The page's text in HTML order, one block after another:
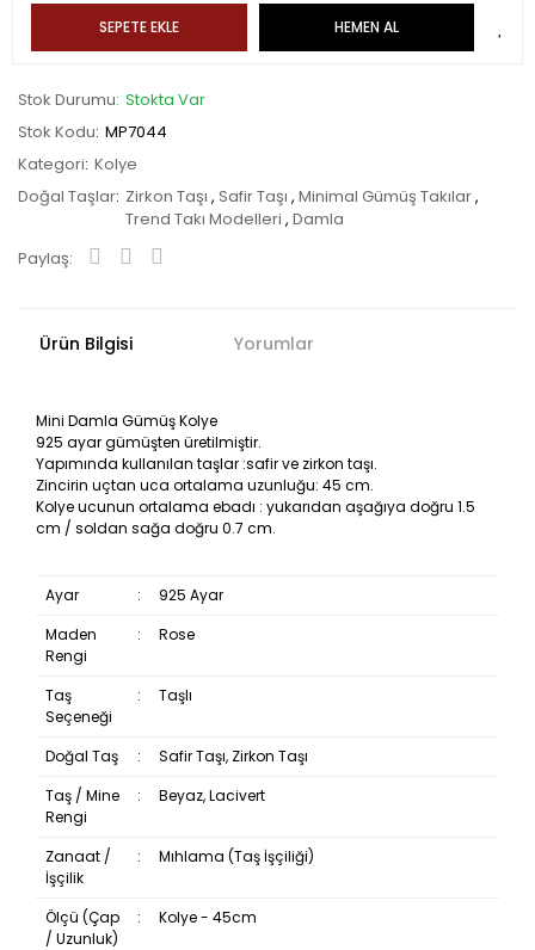
SEPETE EKLE HEMEN AL
Stok Durumu Stokta Var
Stok Kodu MP7044
Kategori Kolye
Doğal Taşlar Zirkon Taşı , Safir Taşı , Minimal Gümüş Takılar,
Trend Takı Modelleri , Damla
Paylaş:
Ürün Bilgisi Yorumlar
Mini Damla Gümüş Kolye
925 ayar gümüşten üretilmiştir.
Yapımında kullanılan taşlar :safir ve zirkon taşı.
Zincirin uçtan uca ortalama uzunluğu: 45 cm.
Kolye ucunun ortalama ebadı : yukarıdan aşağıya doğru 1.5
cm / soldan sağa doğru 0.7 cm.
Ayar :
925 Ayar
Maden
Rengi
: Rose
Taş
Seçeneği
: Taşlı
Doğal Taş :
Safir Taşı, Zirkon Taşı
Taş / Mine
Rengi
: Beyaz, Lacivert
Zanaat /
İşçilik
: Mıhlama (Taş İşçiliği)
Ölçü (Çap
/ Uzunluk)
: Kolye - 45cm